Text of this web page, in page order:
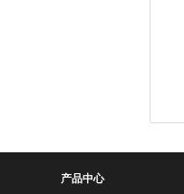
产品中心